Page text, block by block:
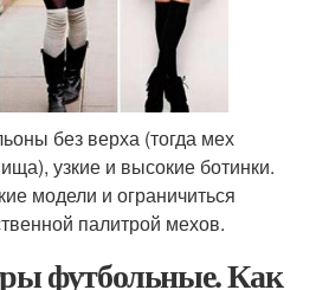
без верха (тогда мех
узкие и высокие ботинки.
модели и ограничиться
палитрой мехов.
футбольные. Как